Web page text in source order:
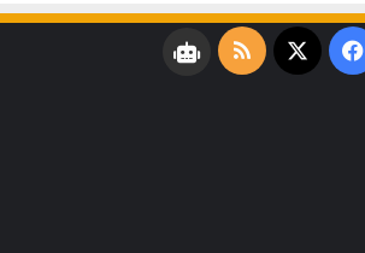
فيسبوك
‫X
ملخصنبض